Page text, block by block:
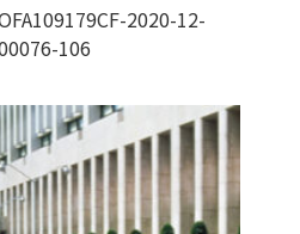
2020-12-
106